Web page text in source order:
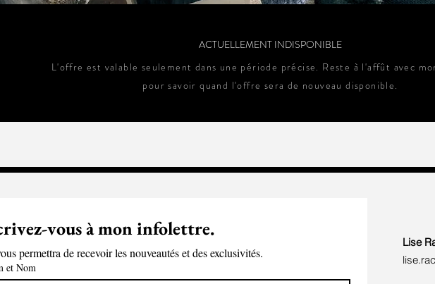
ACTUELLEMENT INDISPONIBLE
L'offre est valable seulement dans une période précise. Reste à l'affût avec
pour savoir quand l'offre sera de nouveau disponible.
vous à mon infolettre.
permettra de recevoir les nouveautés et des exclusivités.
et Nom
Lise